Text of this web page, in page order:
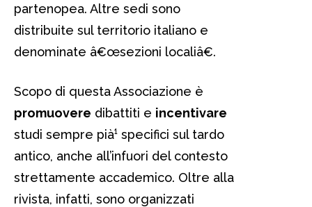
partenopea. Altre sedi sono
distribuite sul territorio italiano e
denominate â€œsezioni localiâ€.
Scopo di questa Associazione è
promuovere dibattiti e incentivare
studi sempre pià¹ specifici sul tardo
antico, anche all’infuori del contesto
strettamente accademico. Oltre alla
rivista, infatti, sono organizzati